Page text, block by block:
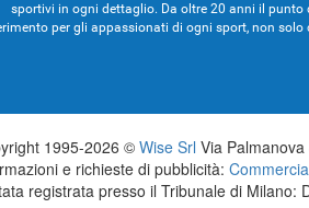
sportivi in ogni dettaglio. Da oltre 20 anni il punto
per gli appassionati di ogni sport, non solo
1995-2026 © Wise Srl Via
e richieste di pubblicità:
registrata presso il Tribunale di Milano: